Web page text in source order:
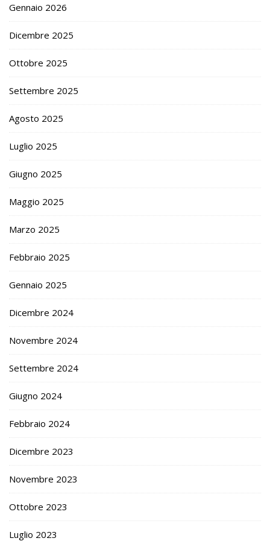
Gennaio 2026
Dicembre 2025
Ottobre 2025
Settembre 2025
Agosto 2025
Luglio 2025
Giugno 2025
Maggio 2025
Marzo 2025
Febbraio 2025
Gennaio 2025
Dicembre 2024
Novembre 2024
Settembre 2024
Giugno 2024
Febbraio 2024
Dicembre 2023
Novembre 2023
Ottobre 2023
Luglio 2023